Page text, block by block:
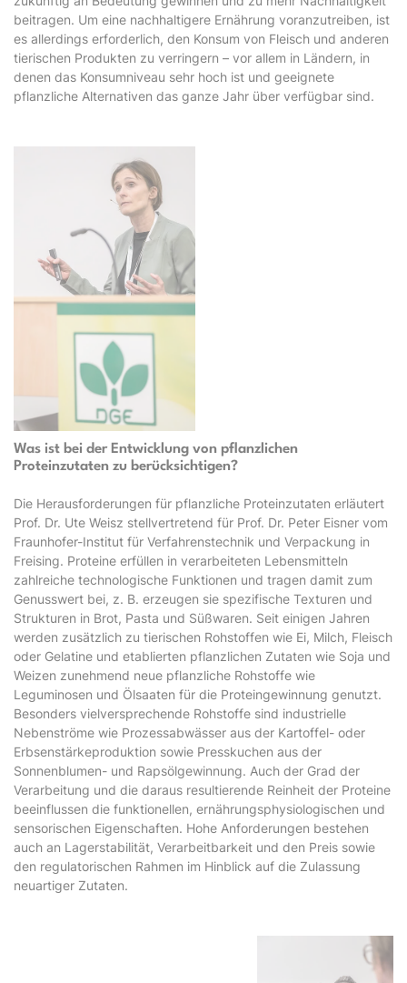
beitragen. Um eine nachhaltigere Ernährung voranzutreiben, ist
es allerdings erforderlich, den Konsum von Fleisch und anderen
tierischen Produkten zu verringern – vor allem in Ländern, in
denen das Konsumniveau sehr hoch ist und geeignete
pflanzliche Alternativen das ganze Jahr über verfügbar sind.
Was ist bei der Entwicklung von pflanzlichen
Proteinzutaten zu berücksichtigen?
Die Herausforderungen für pflanzliche Proteinzutaten erläutert
Prof. Dr. Ute Weisz stellvertretend für Prof. Dr. Peter Eisner vom
Fraunhofer-Institut für Verfahrenstechnik und Verpackung in
Freising. Proteine erfüllen in verarbeiteten Lebensmitteln
zahlreiche technologische Funktionen und tragen damit zum
Genusswert bei, z. B. erzeugen sie spezifische Texturen und
Strukturen in Brot, Pasta und Süßwaren. Seit einigen Jahren
werden zusätzlich zu tierischen Rohstoffen wie Ei, Milch, Fleisch
oder Gelatine und etablierten pflanzlichen Zutaten wie Soja und
Weizen zunehmend neue pflanzliche Rohstoffe wie
Leguminosen und Ölsaaten für die Proteingewinnung genutzt.
Besonders vielversprechende Rohstoffe sind industrielle
Nebenströme wie Prozessabwässer aus der Kartoffel- oder
Erbsenstärkeproduktion sowie Presskuchen aus der
Sonnenblumen- und Rapsölgewinnung. Auch der Grad der
Verarbeitung und die daraus resultierende Reinheit der Proteine
beeinflussen die funktionellen, ernährungsphysiologischen und
sensorischen Eigenschaften. Hohe Anforderungen bestehen
auch an Lagerstabilität, Verarbeitbarkeit und den Preis sowie
den regulatorischen Rahmen im Hinblick auf die Zulassung
neuartiger Zutaten.